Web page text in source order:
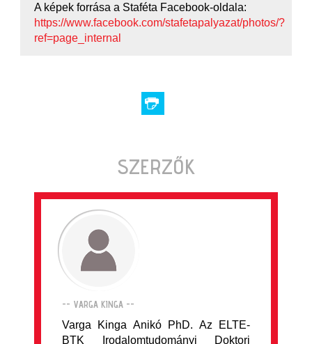
A képek forrása a Staféta Facebook-oldala:
https://www.facebook.com/stafetapalyazat/photos/?
ref=page_internal
SZERZŐK
-- VARGA KINGA --
Varga Kinga Anikó PhD. Az ELTE-
BTK Irodalomtudományi Doktori